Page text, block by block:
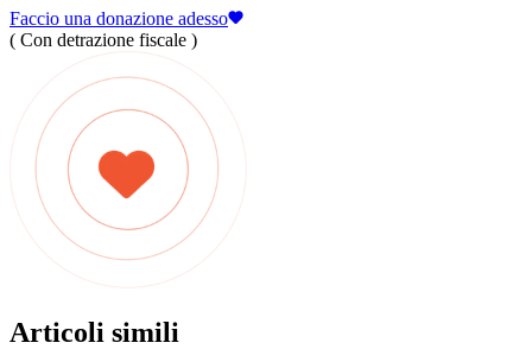
Faccio una donazione adesso
( Con detrazione fiscale )
Articoli simili